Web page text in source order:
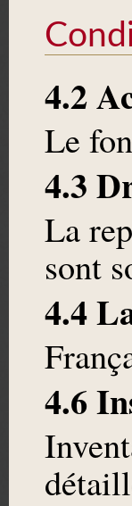
4.2
Le
4.3
La
sont
4.4
4.6